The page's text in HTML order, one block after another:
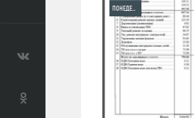
ПОНЕДЕЛЬНИК
0
2 842